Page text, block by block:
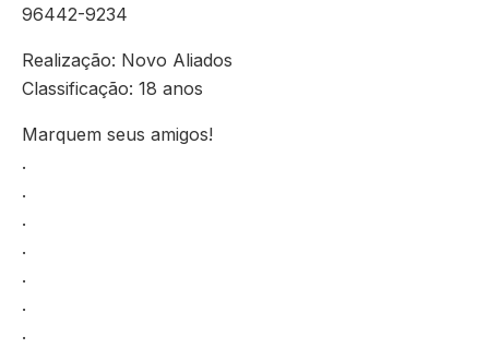
96442-9234
Realização: Novo Aliados
Classificação: 18 anos
Marquem seus amigos!
.
.
.
.
.
.
.